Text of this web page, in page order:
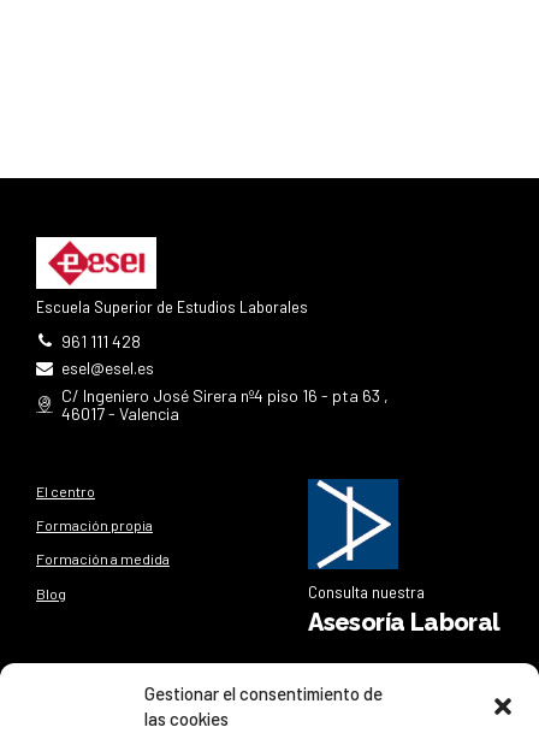
Gestionar el consentimiento de
las cookies
Escuela Superior de Estudios Laborales
961 111 428
esel@esel.es
C/ Ingeniero José Sirera nº4 piso 16 - pta 63 ,
46017 - Valencia
El centro
Formación propia
Formación a medida
Blog Consulta nuestra
Asesoría Laboral